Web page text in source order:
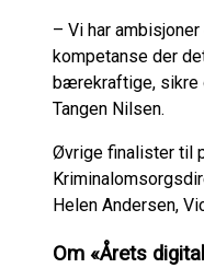
– Vi har
kompetanse der
bærekraftige, sikre
Tangen Nilsen.
Øvrige finalister til
Helen Andersen,
Om «Årets